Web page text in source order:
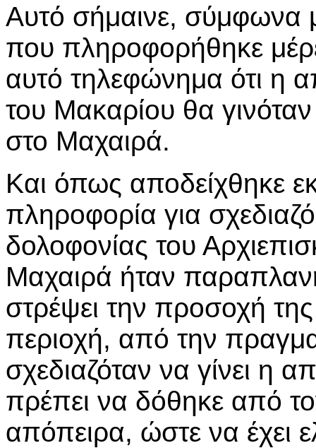
Αυτό σήμαινε, σύμφωνα
που πληροφορήθηκε
αυτό τηλεφώνημα ότι η
του Μακαρίου θα
στο Μαχαιρά.
Και όπως αποδείχθηκε
πληροφορία για
δολοφονίας του
Μαχαιρά ήταν
στρέψει την προσοχή
περιοχή, από την
σχεδιαζόταν να γίνει η
πρέπει να δόθηκε από
απόπειρα, ώστε να έχει